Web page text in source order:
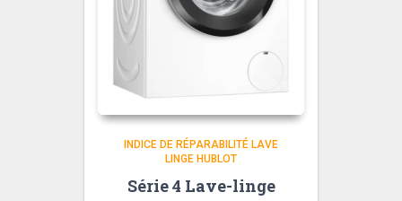
INDICE DE RÉPARABILITÉ LAVE
LINGE HUBLOT
Série 4 Lave-linge